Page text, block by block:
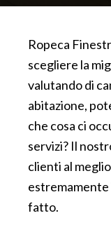
Ropeca
scegliere la
valutando di
abitazione,
che cosa ci
servizi? Il
clienti al
fatto.